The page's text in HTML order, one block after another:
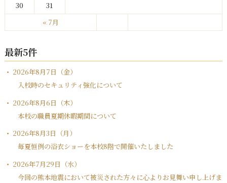
« 7月
30
31
最新5件
2026年8月7日（金）
入校時のセキュリティ強化について
2026年8月6日（木）
本校の職員夏期休暇期間について
2026年8月3日（月）
毎夏恒例の浴衣ショーを本校8階で開催いたしました
2026年7月29日（水）
今回の熊本地震において被災された方々に心よりお見舞い申し上げま